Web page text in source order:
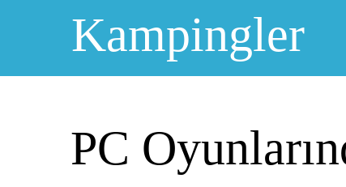
Kampingler
PC